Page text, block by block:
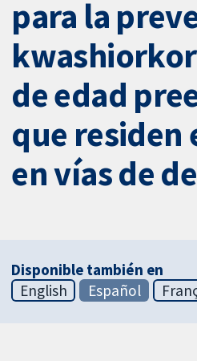
para la
de edad
que residen
en vías de
Disponible también en
English
Español